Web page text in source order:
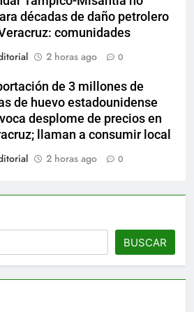
décadas de daño petrolero
comunidades
2 horas ago 0
de 3 millones de
de huevo estadounidense
desplome de precios en
llaman a consumir local
2 horas ago 0
BUSCAR